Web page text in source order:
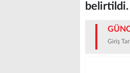
belirtildi.
Giriş